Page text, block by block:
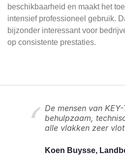
beschikbaarheid en maakt het
intensief professioneel gebruik.
bijzonder interessant voor
op consistente prestaties.
De mensen van
behulpzaam,
alle vlakken zeer
Koen Buysse,